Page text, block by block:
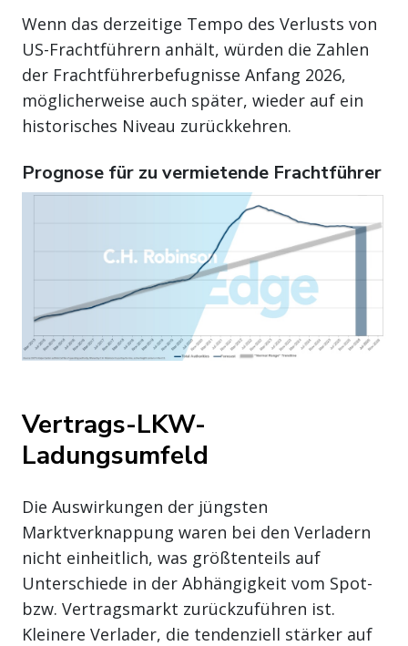
Wenn das derzeitige Tempo des Verlusts von
US-Frachtführern anhält, würden die Zahlen
der Frachtführerbefugnisse Anfang 2026,
möglicherweise auch später, wieder auf ein
historisches Niveau zurückkehren.
Prognose für zu vermietende Frachtführer
Vertrags-LKW-
Ladungsumfeld
Die Auswirkungen der jüngsten
Marktverknappung waren bei den Verladern
nicht einheitlich, was größtenteils auf
Unterschiede in der Abhängigkeit vom Spot-
bzw. Vertragsmarkt zurückzuführen ist.
Kleinere Verlader, die tendenziell stärker auf